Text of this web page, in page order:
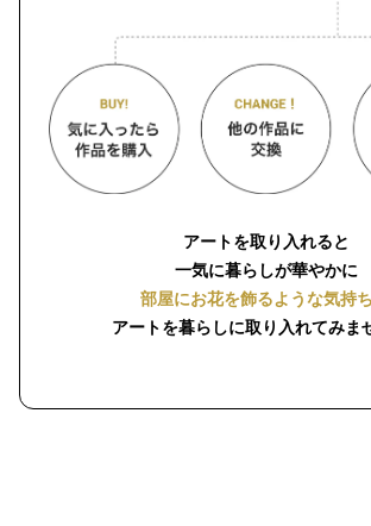
アートを取り入れると
一気に暮らしが華やかに
部屋にお花を飾るような気持ち
アートを暮らしに取り入れてみま